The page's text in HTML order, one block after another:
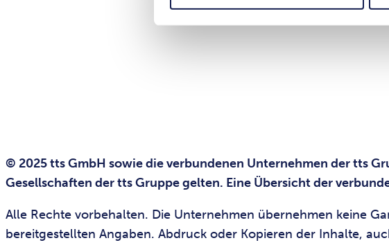
© 2025 tts GmbH sowie die verbundenen Unternehmen der tts
Gesellschaften der tts Gruppe gelten. Eine Übersicht der
Alle Rechte vorbehalten. Die Unternehmen übernehmen keine
bereitgestellten Angaben. Abdruck oder Kopieren der Inhalte,